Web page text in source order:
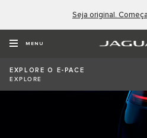
Seja original.
MENU
EXPLORE O E-PACE
EXPLORE